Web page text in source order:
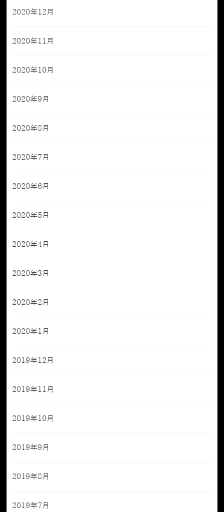
2020年12月
2020年11月
2020年10月
2020年9月
2020年8月
2020年7月
2020年6月
2020年5月
2020年4月
2020年3月
2020年2月
2020年1月
2019年12月
2019年11月
2019年10月
2019年9月
2019年8月
2019年7月